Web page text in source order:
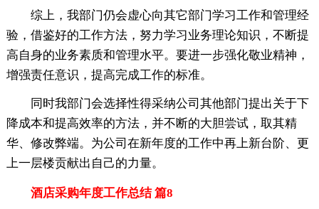
综上，我部门仍会虚心向其它部门学习工作和管理经
验，借鉴好的工作方法，努力学习业务理论知识，不断提
高自身的业务素质和管理水平。要进一步强化敬业精神，
增强责任意识，提高完成工作的标准。
同时我部门会选择性得采纳公司其他部门提出关于下
降成本和提高效率的方法，并不断的大胆尝试，取其精
华、修改弊端。为公司在新年度的工作中再上新台阶、更
上一层楼贡献出自己的力量。
酒店采购年度工作总结 篇8